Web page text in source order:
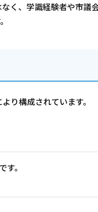
く、学識経験者や市議
り構成されています。
。